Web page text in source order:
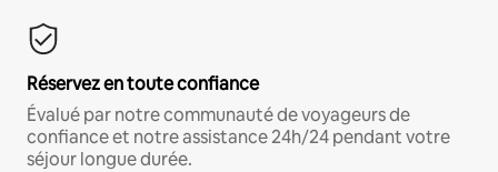
Réservez en toute confiance
Évalué par notre communauté de voyageurs de
confiance et notre assistance 24h/24 pendant votre
séjour longue durée.